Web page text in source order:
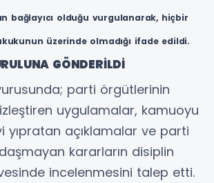
bağlayıcı olduğu vurgulanarak, hiçbir
üzerinde olmadığı ifade edildi.
GÖNDERİLDİ
parti örgütlerinin
uygulamalar, kamuoyu
yıpratan açıklamalar ve parti
kararların disiplin
incelenmesini talep etti.